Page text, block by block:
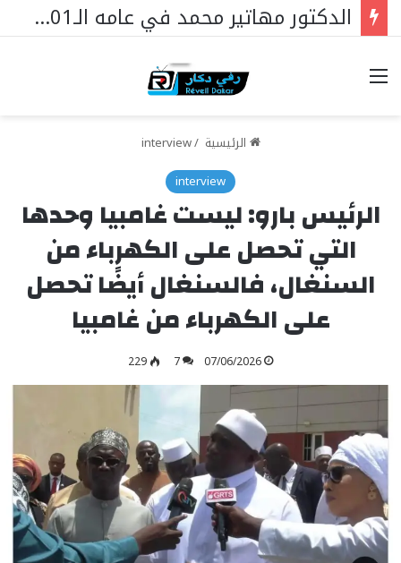
الدكتور مهاتير محمد في عامه الـ101… قائدٌ استثنائي ورمزٌ خالد في مسيرة نهضة ماليزيا.
خيارات
الرئيسية /
interview
interview
الرئيس بارو: ليست غامبيا وحدها
التي تحصل على الكهرباء من
السنغال، فالسنغال أيضًا تحصل
على الكهرباء من غامبيا
07/06/2026
7
229